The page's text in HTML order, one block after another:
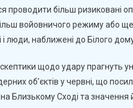
проводити більш ризиковані
войовничого режиму або ще
люди, наближені до Білого
щодо удару прагнуть
об’єктів у червні, що
Близькому Сході та